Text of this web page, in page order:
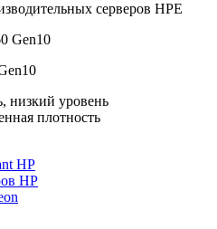
серверов HPE
низкий уровень
плотность
HP
HP